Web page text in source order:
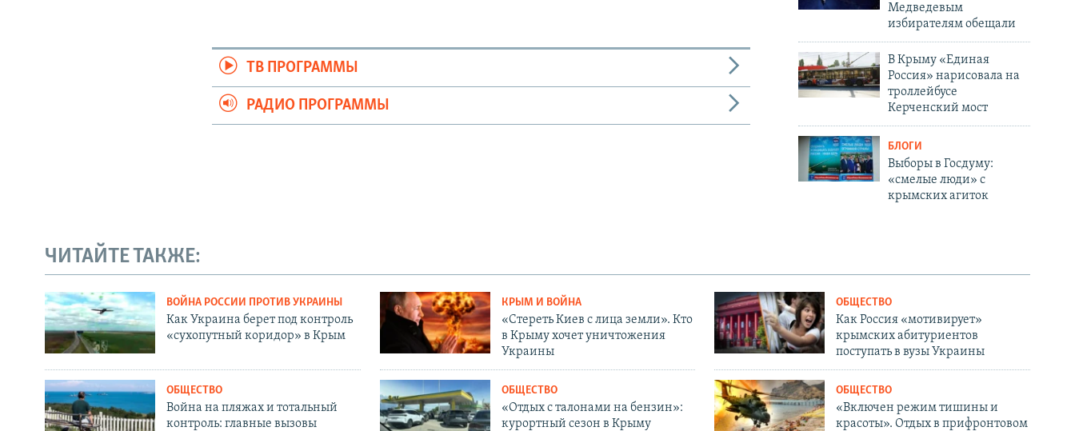
Медведевым
избирателям обещали
В Крыму «Единая
Россия» нарисовала на
троллейбусе
Керченский мост
БЛОГИ
Выборы в Госдуму:
«смелые люди» с
крымских агиток
ТВ ПРОГРАММЫ
РАДИО ПРОГРАММЫ
ЧИТАЙТЕ ТАКЖЕ:
ВОЙНА РОССИИ ПРОТИВ УКРАИНЫ
Как Украина берет под контроль
«сухопутный коридор» в Крым
КРЫМ И ВОЙНА
«Стереть Киев с лица земли». Кто
в Крыму хочет уничтожения
Украины
ОБЩЕСТВО
Как Россия «мотивирует»
крымских абитуриентов
поступать в вузы Украины
ОБЩЕСТВО
Война на пляжах и тотальный
контроль: главные вызовы
ОБЩЕСТВО
«Отдых с талонами на бензин»:
курортный сезон в Крыму
ОБЩЕСТВО
«Включен режим тишины и
красоты». Отдых в прифронтовом